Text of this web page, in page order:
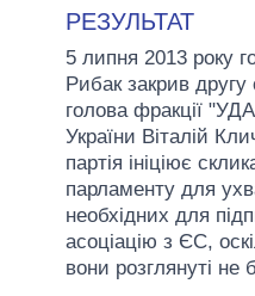
РЕЗУЛЬТАТ
5 липня 2013 року
Рибак закрив другу
голова фракції
України Віталій
партія ініціює
парламенту для
необхідних для
асоціацію з ЄС,
вони розглянуті не